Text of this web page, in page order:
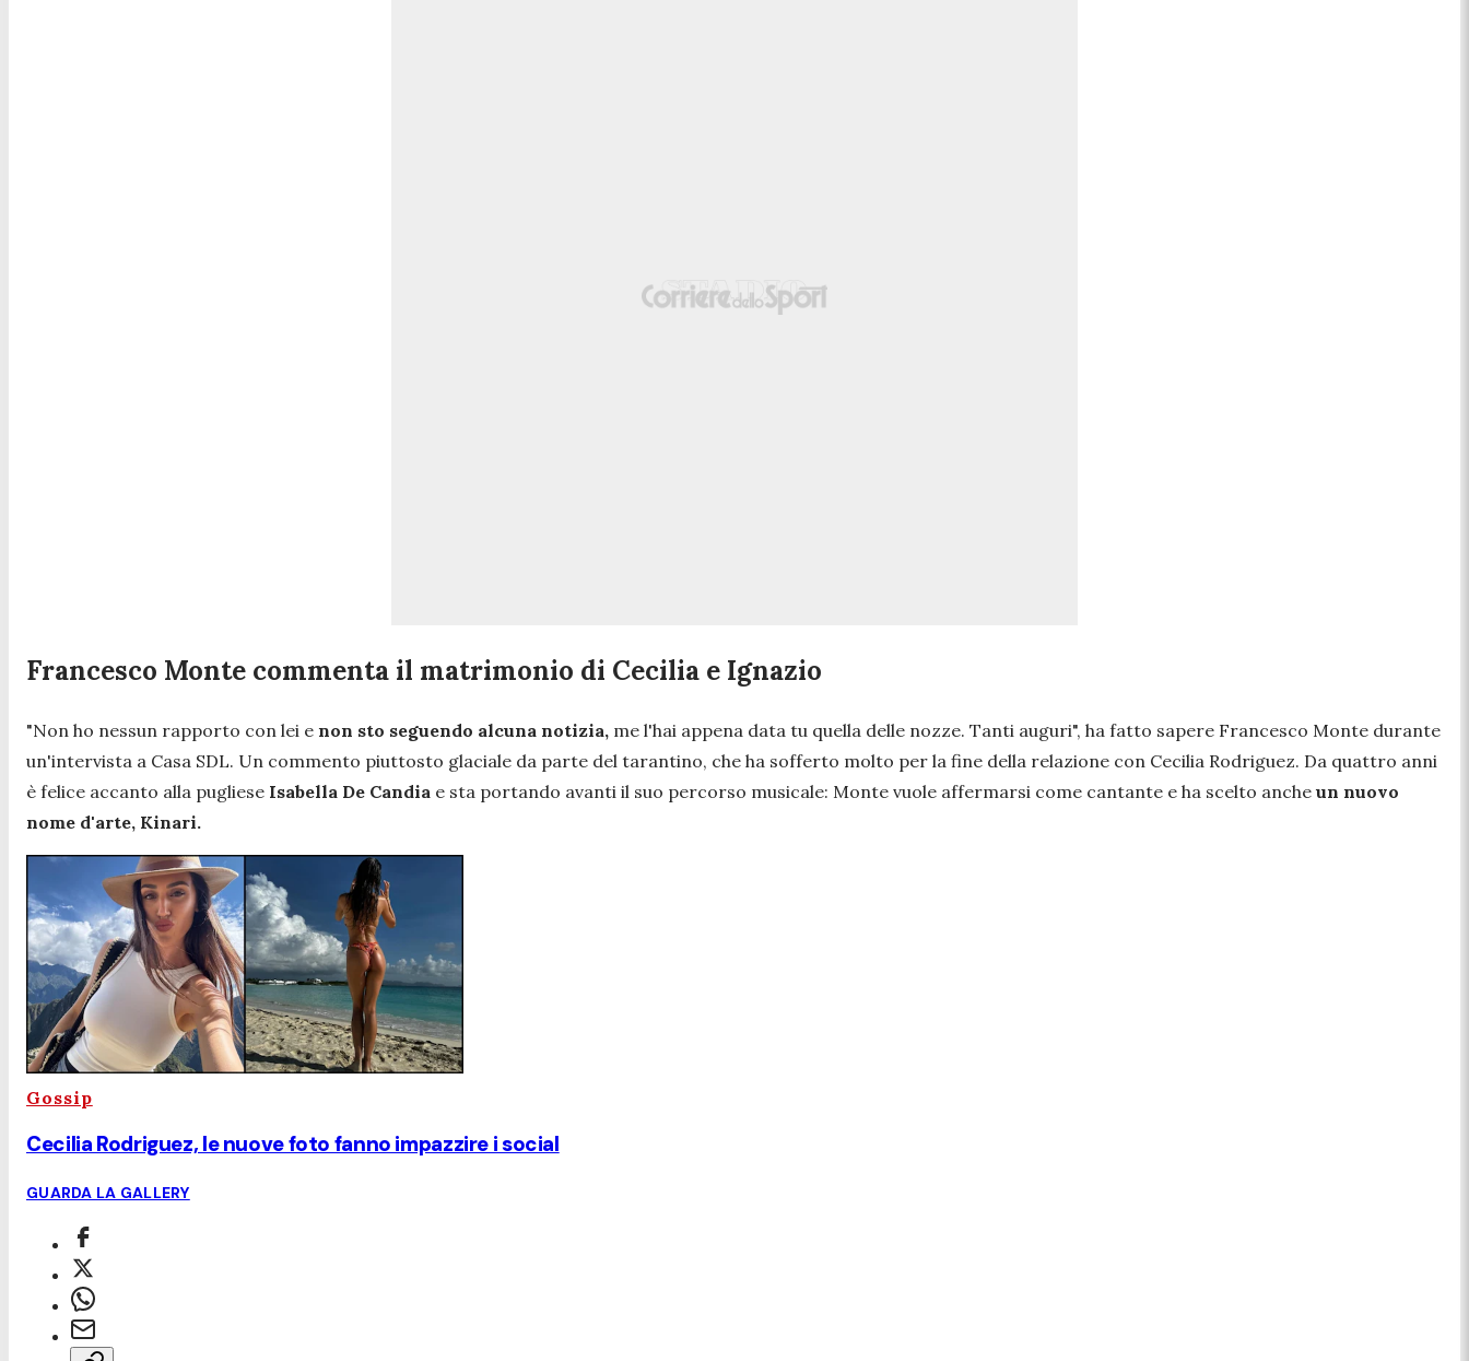
Francesco Monte commenta il matrimonio di Cecilia e Ignazio
"Non ho nessun rapporto con lei e non sto seguendo alcuna notizia, me l'hai appena data tu quella delle nozze. Tanti auguri", ha fatto sapere Francesco Monte durante
un'intervista a Casa SDL. Un commento piuttosto glaciale da parte del tarantino, che ha sofferto molto per la fine della relazione con Cecilia Rodriguez. Da quattro anni
è felice accanto alla pugliese Isabella De Candia e sta portando avanti il suo percorso musicale: Monte vuole affermarsi come cantante e ha scelto anche un nuovo
nome d'arte, Kinari.
Gossip
Cecilia Rodriguez, le nuove foto fanno impazzire i social
GUARDA LA GALLERY